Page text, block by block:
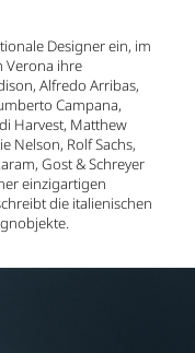
Designer ein, im
Verona ihre
Alfredo Arribas,
Campana,
Harvest, Matthew
Nelson, Rolf Sachs,
Gost & Schreyer
einzigartigen
die italienischen